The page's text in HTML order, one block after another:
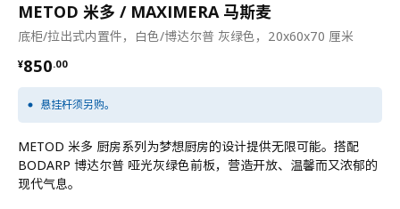
METOD 米多 / MAXIMERA 马斯麦
底柜/拉出式内置件，白色/博达尔普 灰绿色，20x60x70 厘米
¥850.00
¥ 850.00
悬挂杆须另购。
METOD 米多 厨房系列为梦想厨房的设计提供无限可能。搭配
BODARP 博达尔普 哑光灰绿色前板，营造开放、温馨而又浓郁的
现代气息。